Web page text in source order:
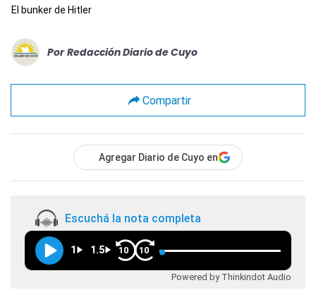
El bunker de Hitler
Por Redacción Diario de Cuyo
Compartir
Agregar Diario de Cuyo en
Escuchá la nota completa
1 1.5 10 10
Powered by Thinkindot Audio